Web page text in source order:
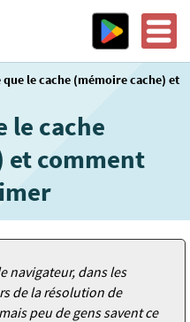
que le cache (mémoire cache) et
le cache
et comment
navigateur, dans les
de la résolution de
peu de gens savent ce